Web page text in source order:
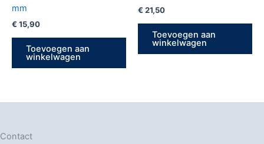
mm
€ 15,90
Toevoegen aan
winkelwagen
€ 21,50
Toevoegen aan
winkelwagen
Contact